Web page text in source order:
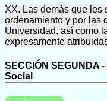
XX. Las demás que les
ordenamiento y por las
Universidad, así como
expresamente
SECCIÓN SEGUNDA
Social